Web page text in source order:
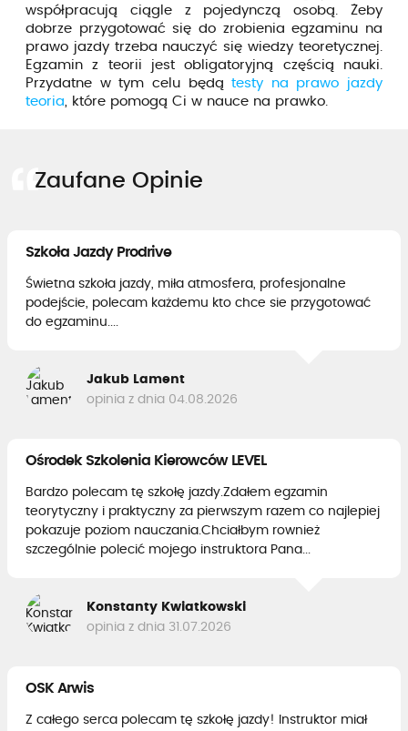
współpracują ciągle z pojedynczą osobą. Żeby
dobrze przygotować się do zrobienia egzaminu na
prawo jazdy trzeba nauczyć się wiedzy teoretycznej.
Egzamin z teorii jest obligatoryjną częścią nauki.
Przydatne w tym celu będątesty na prawo jazdy
teoria , które pomogą Ci w nauce na prawko.
Zaufane Opinie
Szkoła Jazdy Prodrive
Świetna szkoła jazdy, miła atmosfera, profesjonalne
podejście, polecam każdemu kto chce sie przygotować
do egzaminu....
Jakub Lament
opinia z dnia 04.08.2026
Ośrodek Szkolenia Kierowców LEVEL
Bardzo polecam tę szkołę jazdy.Zdałem egzamin
teorytyczny i praktyczny za pierwszym razem co najlepiej
pokazuje poziom nauczania.Chciałbym rownież
szczególnie polecić mojego instruktora Pana...
Konstanty Kwiatkowski
opinia z dnia 31.07.2026
OSK Arwis
Z całego serca polecam tę szkołę jazdy! Instruktor miał